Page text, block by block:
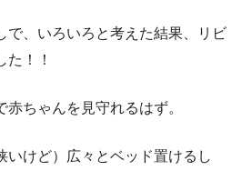
で、いろいろと考えた結果、リビ
た！！
ちゃんを見守れるはず。
いけど）広々とベッド置けるし